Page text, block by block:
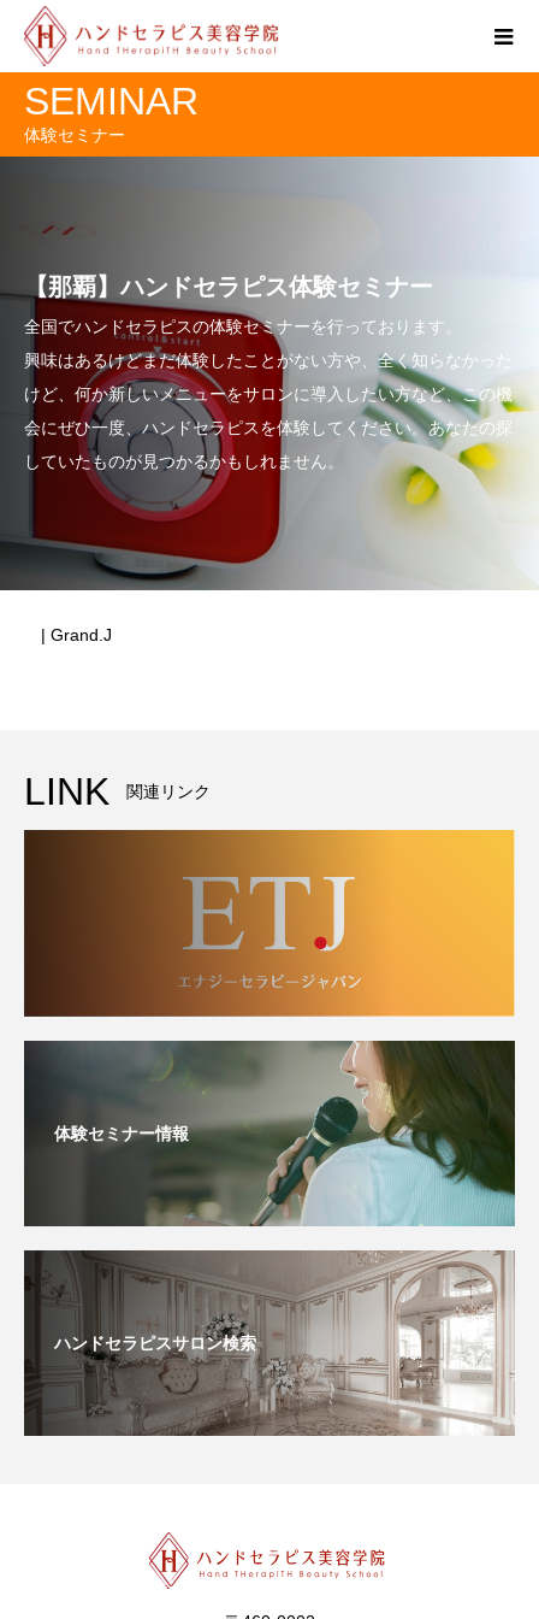
SEMINAR
体験セミナー
【那覇】ハンドセラピス体験セミナー
全国でハンドセラピスの体験セミナーを行っております。
興味はあるけどまだ体験したことがない方や、全く知らなかった
けど、何か新しいメニューをサロンに導入したい方など、この機
会にぜひ一度、ハンドセラピスを体験してください。あなたの探
していたものが見つかるかもしれません。
| Grand.J
LINK 関連リンク
体験セミナー情報
ハンドセラピスサロン検索